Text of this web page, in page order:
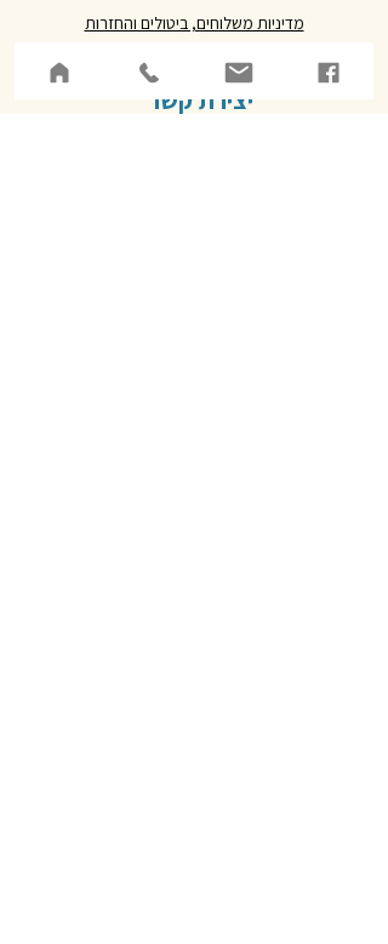
מדיניות משלוחים, ביטולים והחזרות
יצירת קשר